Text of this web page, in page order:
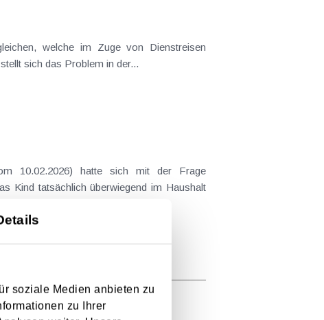
soziale Medien anbieten zu
zu Ihrer
sich das Problem in der...
Kind tatsächlich überwiegend im Haushalt